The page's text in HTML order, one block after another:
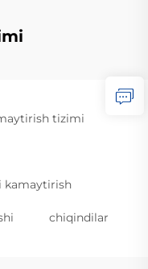
tizimi
kamaytirish
chiqindilar